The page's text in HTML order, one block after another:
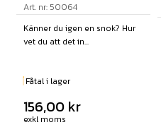
Art. nr: 50064
Känner du igen en snok? Hur
vet du att det in...
Fåtal i lager
156,00 kr
exkl moms